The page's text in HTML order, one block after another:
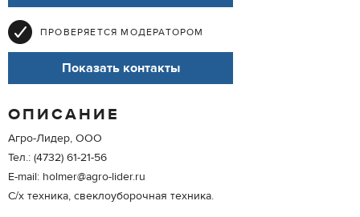
ПРОВЕРЯЕТСЯ МОДЕРАТОРОМ
Показать контакты
ОПИСАНИЕ
Агро-Лидер, ООО
Тел.: (4732) 61-21-56
E-mail: holmer@agro-lider.ru
С/х техника, свеклоуборочная техника.